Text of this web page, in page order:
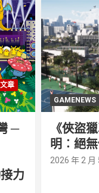
章
─
⼒
GAMENEWS
《俠盜
明︰絕
2026 年 2 月